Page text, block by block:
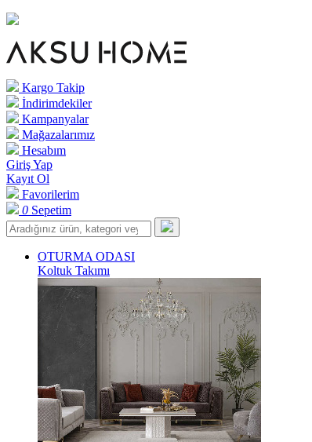
Kargo Takip
İndirimdekiler
Kampanyalar
Mağazalarımız
Hesabım
Giriş Yap
Kayıt Ol
Favorilerim
0 Sepetim
OTURMA ODASI
Koltuk Takımı